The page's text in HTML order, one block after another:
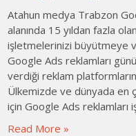
Atahun medya Trabzon
alanında 15 yıldan fazla
işletmelerinizi büyütmeye
Google Ads reklamları
verdiği reklam
Ülkemizde ve dünyada en
için Google Ads
Read More »